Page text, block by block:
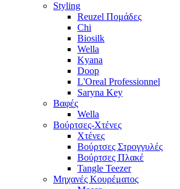
Styling
Reuzel Πομάδες
Chi
Biosilk
Wella
Kyana
Doop
L'Oreal Professionnel
Saryna Key
Βαφές
Wella
Βούρτσες-Χτένες
Χτένες
Βούρτσες Στρογγυλές
Βούρτσες Πλακέ
Tangle Teezer
Μηχανές Κουρέματος